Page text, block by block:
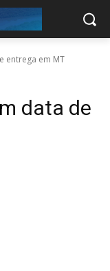
entrega em MT
data de